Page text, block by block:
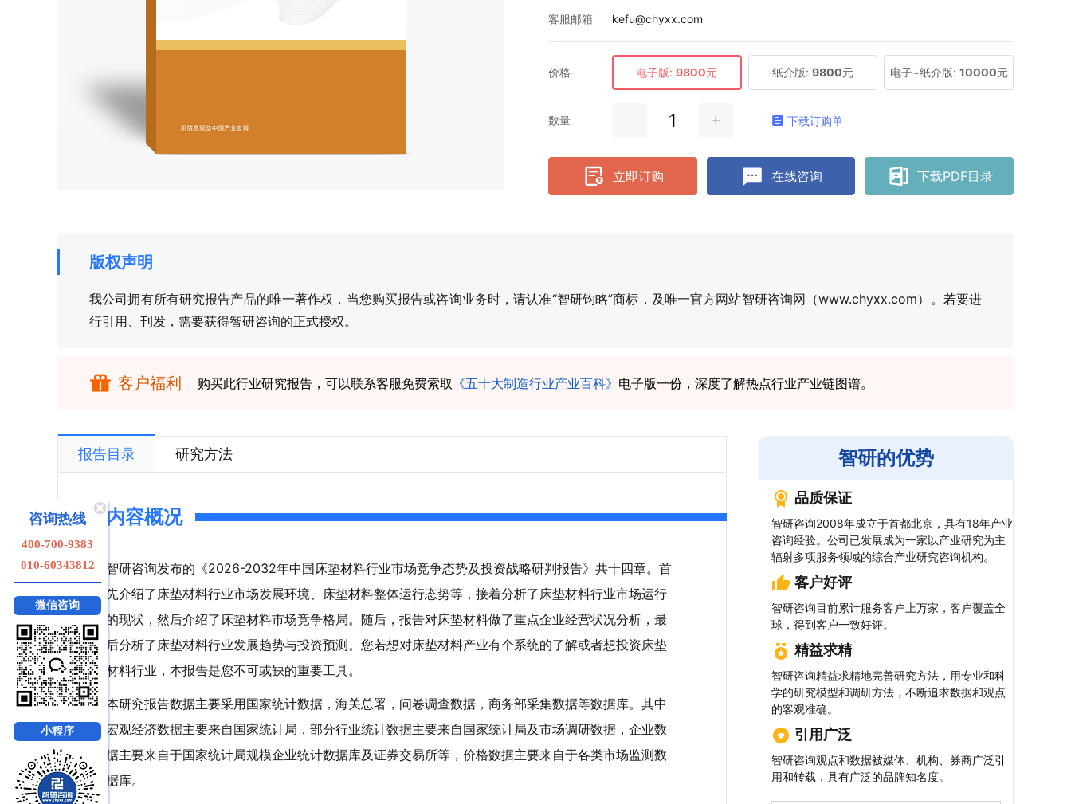
客服邮箱
kefu@chyxx.com
价格 电子版: 9800元 纸介版: 9800元 电子+纸介版: 10000元
数量 下载订购单
立即订购 在线咨询 下载PDF目录
版权声明
我公司拥有所有研究报告产品的唯一著作权，当您购买报告或咨询业务时，请认准“智研钧略”商标，及唯一官方网站智研咨询网（www.chyxx.com）。若要进
行引用、刊发，需要获得智研咨询的正式授权。
客户福利 购买此行业研究报告，可以联系客服免费索取 《五十大制造行业产业百科》 电子版一份，深度了解热点行业产业链图谱。
报告目录 研究方法
内容概况
智研咨询发布的《2026-2032年中国床垫材料行业市场竞争态势及投资战略研判报告》共十四章。首
先介绍了床垫材料行业市场发展环境、床垫材料整体运行态势等，接着分析了床垫材料行业市场运行
的现状，然后介绍了床垫材料市场竞争格局。随后，报告对床垫材料做了重点企业经营状况分析，最
后分析了床垫材料行业发展趋势与投资预测。您若想对床垫材料产业有个系统的了解或者想投资床垫
材料行业，本报告是您不可或缺的重要工具。
本研究报告数据主要采用国家统计数据，海关总署，问卷调查数据，商务部采集数据等数据库。其中
宏观经济数据主要来自国家统计局，部分行业统计数据主要来自国家统计局及市场调研数据，企业数
据主要来自于国家统计局规模企业统计数据库及证券交易所等，价格数据主要来自于各类市场监测数
据库。
智研的优势
品质保证
智研咨询2008年成立于首都北京，具有18年产业
咨询经验。公司已发展成为一家以产业研究为主
辐射多项服务领域的综合产业研究咨询机构。
客户好评
智研咨询目前累计服务客户上万家，客户覆盖全
球，得到客户一致好评。
精益求精
智研咨询精益求精地完善研究方法，用专业和科
学的研究模型和调研方法，不断追求数据和观点
的客观准确。
引用广泛
智研咨询观点和数据被媒体、机构、券商广泛引
用和转载，具有广泛的品牌知名度。
咨询热线
400-700-9383
010-60343812
微信咨询
小程序